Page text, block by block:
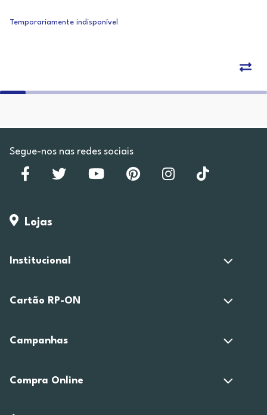
Temporariamente indisponível
Segue-nos nas redes sociais
Lojas
Institucional
Cartão RP-ON
Campanhas
Compra Online